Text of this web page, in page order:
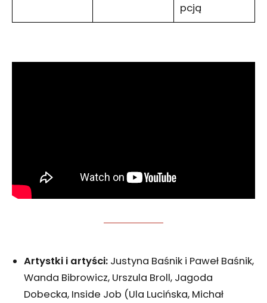
pcją
Artystki i artyści: Justyna Baśnik i Paweł Baśnik,
Wanda Bibrowicz, Urszula Broll, Jagoda
Dobecka, Inside Job (Ula Lucińska, Michał